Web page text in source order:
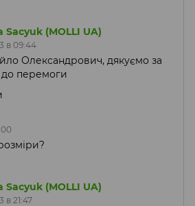
Sacyuk (MOLLI UA)
в 09:44
Олександрович, дякуємо за
до перемоги
Sacyuk (MOLLI UA)
в 21:47